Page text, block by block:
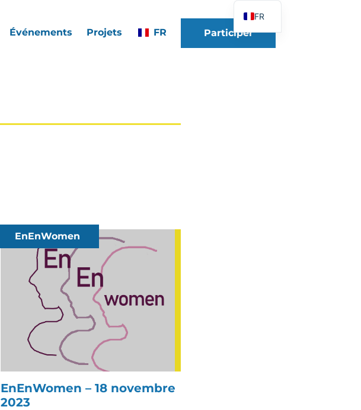
Événements Projets FR Participer
EnEnWomen
EnEnWomen – 18 novembre
2023
FR
EN